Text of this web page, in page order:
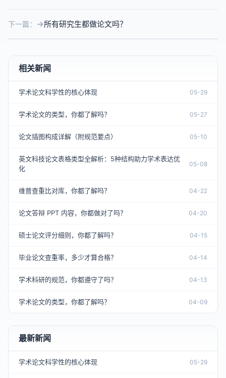
下一篇： 所有研究生都做论文吗？
相关新闻
学术论文科学性的核心体现 05-29
学术论文的类型，你都了解吗？ 05-27
论文插图构成详解（附规范要点） 05-10
英文科技论文表格类型全解析：5种结构助力学术表达优
化
05-08
维普查重比对库，你都了解吗？ 04-22
论文答辩 PPT 内容，你都做对了吗？ 04-20
硕士论文评分细则，你都了解吗？ 04-15
毕业论文查重率，多少才算合格？ 04-14
学术科研的规范，你都遵守了吗？ 04-13
学术论文的类型，你都了解吗？ 04-09
最新新闻
学术论文科学性的核心体现 05-29